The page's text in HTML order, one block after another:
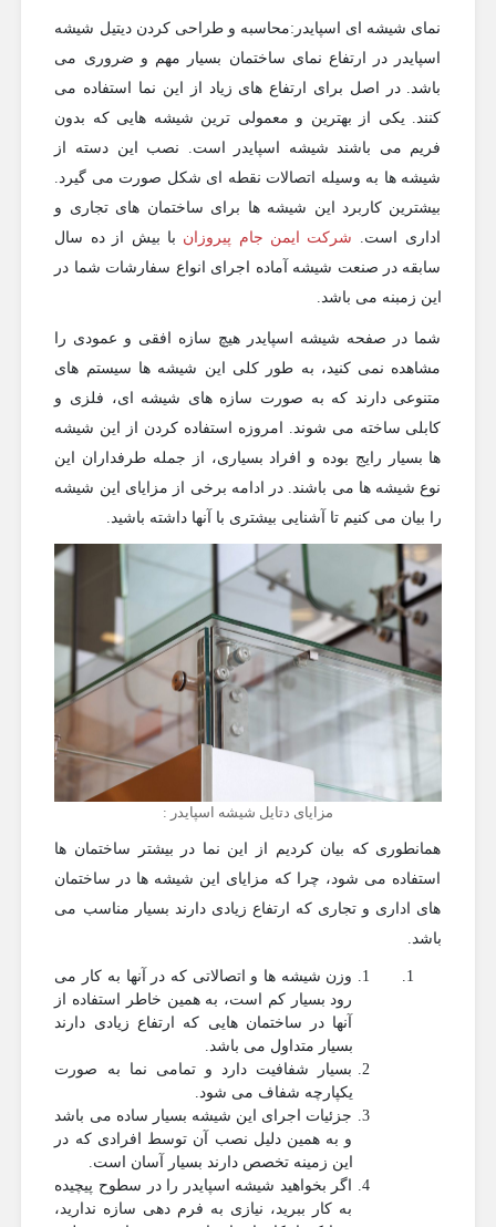
نمای شیشه ای اسپایدر:محاسبه و طراحی کردن دیتیل شیشه
اسپایدر در ارتفاع نمای ساختمان بسیار مهم و ضروری می
باشد. در اصل برای ارتفاع های زیاد از این نما استفاده می
کنند. یکی از بهترین و معمولی ترین شیشه هایی که بدون
فریم می باشند شیشه اسپایدر است. نصب این دسته از
شیشه ها به وسیله اتصالات نقطه ای شکل صورت می گیرد.
بیشترین کاربرد این شیشه ها برای ساختمان های تجاری و
اداری است.شرکت ایمن جام پیروزان با بیش از ده سال
سابقه در صنعت شیشه آماده اجرای انواع سفارشات شما در
این زمبنه می باشد.
شما در صفحه شیشه اسپایدر هیچ سازه افقی و عمودی را
مشاهده نمی کنید، به طور کلی این شیشه ها سیستم های
متنوعی دارند که به صورت سازه های شیشه ای، فلزی و
کابلی ساخته می شوند. امروزه استفاده کردن از این شیشه
ها بسیار رایج بوده و افراد بسیاری، از جمله طرفداران این
نوع شیشه ها می باشند. در ادامه برخی از مزایای این شیشه
را بیان می کنیم تا آشنایی بیشتری با آنها داشته باشید.
مزایای دتایل شیشه اسپایدر :
همانطوری که بیان کردیم از این نما در بیشتر ساختمان ها
استفاده می شود، چرا که مزایای این شیشه ها در ساختمان
های اداری و تجاری که ارتفاع زیادی دارند بسیار مناسب می
باشد.
وزن شیشه ها و اتصالاتی که در آنها به کار می
رود بسیار کم است، به همین خاطر استفاده از
آنها در ساختمان هایی که ارتفاع زیادی دارند
بسیار متداول می باشد.
بسیار شفافیت دارد و تمامی نما به صورت
یکپارچه شفاف می شود.
جزئیات اجرای این شیشه بسیار ساده می باشد
و به همین دلیل نصب آن توسط افرادی که در
این زمینه تخصص دارند بسیار آسان است.
اگر بخواهید شیشه اسپایدر را در سطوح پیچیده
به کار ببرید، نیازی به فرم دهی سازه ندارید،